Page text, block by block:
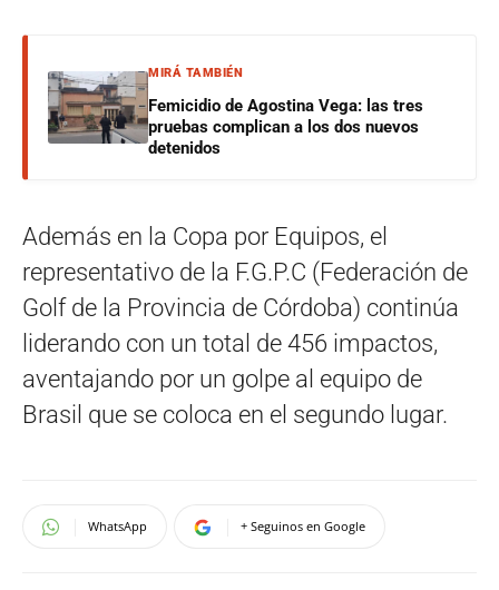
MIRÁ TAMBIÉN
Femicidio de Agostina Vega: las tres
pruebas complican a los dos nuevos
detenidos
Además en la Copa por Equipos, el
representativo de la F.G.P.C (Federación de
Golf de la Provincia de Córdoba) continúa
liderando con un total de 456 impactos,
aventajando por un golpe al equipo de
Brasil que se coloca en el segundo lugar.
WhatsApp + Seguinos en Google